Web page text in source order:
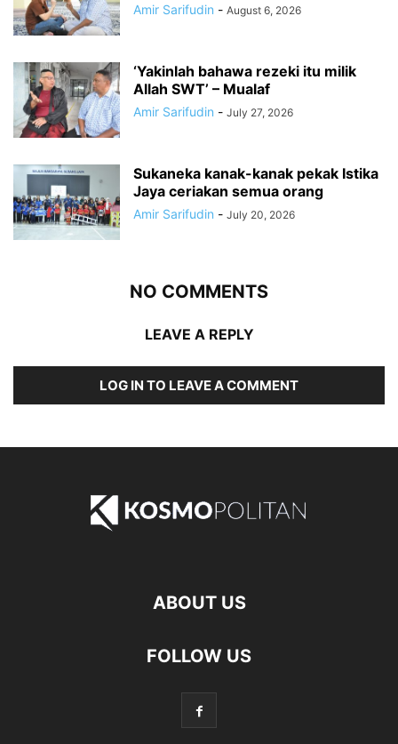
Amir Sarifudin - August 6, 2026
‘Yakinlah bahawa rezeki itu milik
Allah SWT’ – Mualaf
Amir Sarifudin - July 27, 2026
Sukaneka kanak-kanak pekak Istika
Jaya ceriakan semua orang
Amir Sarifudin - July 20, 2026
NO COMMENTS
LEAVE A REPLY
LOG IN TO LEAVE A COMMENT
ABOUT US
FOLLOW US